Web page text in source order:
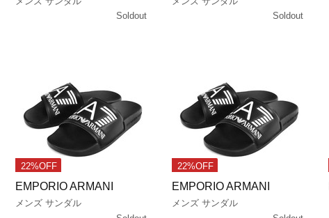
Soldout
Soldout
22%OFF
EMPORIO ARMANI
メンズ サンダル
22%OFF
EMPORIO ARMANI
メンズ サンダル